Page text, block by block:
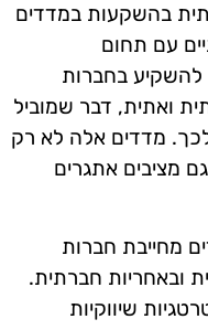
בהשקעות במדדים
עם תחום
להשקיע בחברות
ואתית, דבר שמוביל
מדדים אלה לא רק
מציבים אתגרים
מחייבת חברות
ובאחריות חברתית.
שיווקיות